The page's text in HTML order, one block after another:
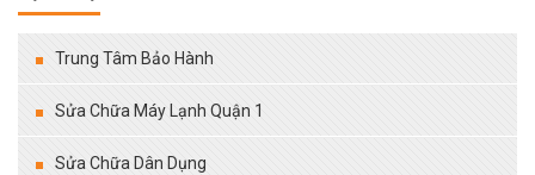
Trung Tâm Bảo Hành
Sửa Chữa Máy Lạnh Quận 1
Sửa Chữa Dân Dụng